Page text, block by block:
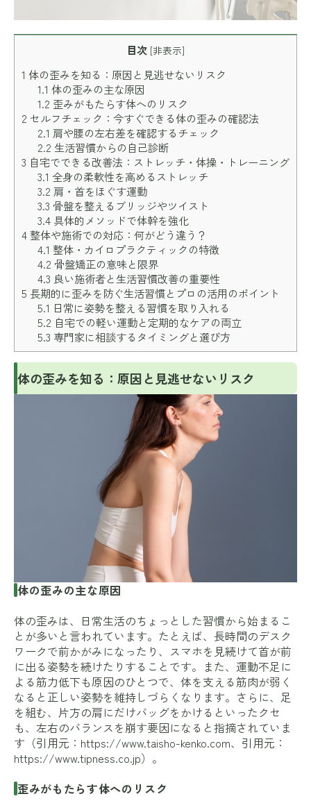
目次 [非表示]
1 体の歪みを知る：原因と見逃せないリスク
1.1 体の歪みの主な原因
1.2 歪みがもたらす体へのリスク
2 セルフチェック：今すぐできる体の歪みの確認法
2.1 肩や腰の左右差を確認するチェック
2.2 生活習慣からの自己診断
3 自宅でできる改善法：ストレッチ・体操・トレーニング
3.1 全身の柔軟性を高めるストレッチ
3.2 肩・首をほぐす運動
3.3 骨盤を整えるブリッジやツイスト
3.4具体的メソッドで体幹を強化
4 整体や施術での対応：何がどう違う？
4.1 整体・カイロプラクティックの特徴
4.2 骨盤矯正の意味と限界
4.3 良い施術者と生活習慣改善の重要性
5 長期的に歪みを防ぐ生活習慣とプロの活用のポイント
5.1 日常に姿勢を整える習慣を取り入れる
5.2 自宅での軽い運動と定期的なケアの両立
5.3 専門家に相談するタイミングと選び方
体の歪みを知る：原因と見逃せないリスク
体の歪みの主な原因
体の歪みは、日常生活のちょっとした習慣から始まるこ
とが多いと言われています。たとえば、長時間のデスク
ワークで前かがみになったり、スマホを見続けて首が前
に出る姿勢を続けたりすることです。また、運動不足に
よる筋力低下も原因のひとつで、体を支える筋肉が弱く
なると正しい姿勢を維持しづらくなります。さらに、足
を組む、片方の肩にだけバッグをかけるといったクセ
も、左右のバランスを崩す要因になると指摘されていま
す（引用元： https://www.taisho-kenko.com、引用元：
https://www.tipness.co.jp）。
歪みがもたらす体へのリスク